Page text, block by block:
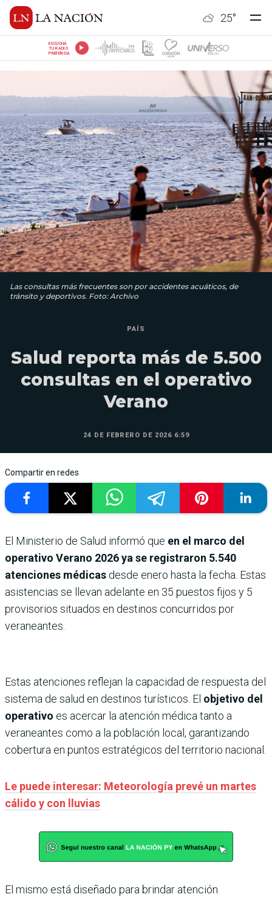
25°
ESCUCHÁ
TU RADIO
PREFERIDA
Las consultas más frecuentes son por accidentes acuáticos, de
tránsito y deportivos. Foto: Archivo
PAÍS
Salud reporta más de 5.500
consultas en el operativo
Verano
24 DE FEBRERO DE 2026 6:59
Compartir en redes
El Ministerio de Salud informó que en el marco del
operativo Verano 2026 ya se registraron 5.540
atenciones médicas desde enero hasta la fecha. Estas
asistencias se llevan adelante en 35 puestos fijos y 5
provisorios situados en destinos concurridos por
veraneantes.
Estas atenciones reflejan la capacidad de respuesta del
sistema de salud en destinos turísticos. El objetivo del
operativo es acercar la atención médica tanto a
veraneantes como a la población local, garantizando
cobertura en puntos estratégicos del territorio nacional.
Le puede interesar: Meteorología prevé un martes
cálido y con lluvias
El mismo está diseñado para brindar atención